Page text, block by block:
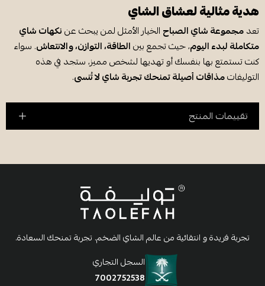
هدية مثالية لعشاق الشاي
تعدمجموعة شاي الصباح الخيار الأمثل لمن يبحث عننكهات شاي
متكاملة لبدء اليوم، حيث تجمع بينالطاقة، التوازن، والانتعاش. سواء
كنت تستمتع بها بنفسك أو تهديها لشخص مميز، ستجد في هذه
التوليفاتمذاقات أصيلة تمنحك تجربة شاي لا تُنسى.
تقييمات المنتج
تجربة فريدة و انتقائية من عالم الشاي الضخم. تجربة تمنحك السعادة.
السجل التجاري
7002752538